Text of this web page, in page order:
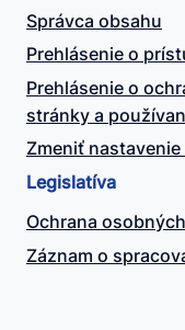
Správca obsahu
Prehlásenie o
Prehlásenie o
stránky a
Zmeniť
Legislatíva
Ochrana
Záznam o